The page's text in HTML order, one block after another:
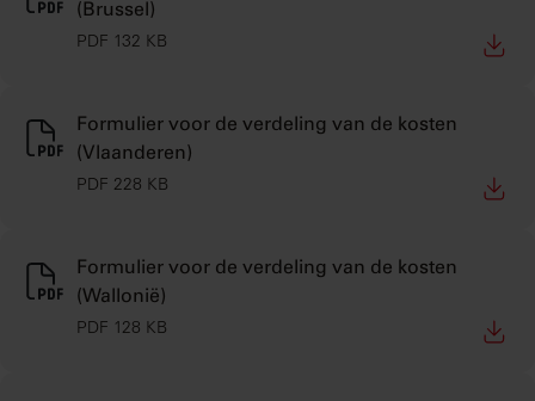
(Brussel)
PDF 132 KB
Formulier voor de verdeling van de kosten
(Vlaanderen)
PDF 228 KB
Formulier voor de verdeling van de kosten
(Wallonië)
PDF 128 KB